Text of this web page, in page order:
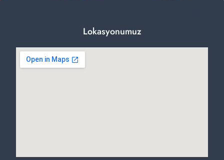
Lokasyonumuz